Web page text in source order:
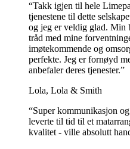
“Takk igjen til hele
tjenestene til dette
og jeg er veldig glad. Min
tråd med mine
imøtekommende og
perfekte. Jeg er fornøyd
anbefaler deres tjenester.”
Lola, Lola & Smith
“Super kommunikasjon
leverte til tid til et
kvalitet - ville absolutt